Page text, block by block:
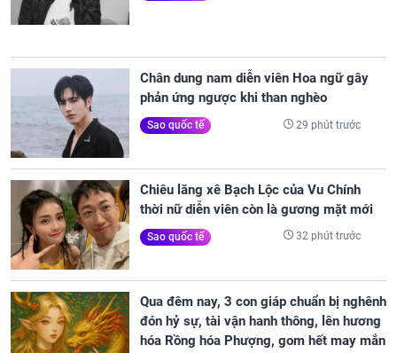
Chân dung nam diễn viên Hoa ngữ gây
phản ứng ngược khi than nghèo
Sao quốc tế 29 phút trước
Chiêu lăng xê Bạch Lộc của Vu Chính
thời nữ diễn viên còn là gương mặt mới
Sao quốc tế 32 phút trước
Qua đêm nay, 3 con giáp chuẩn bị nghênh
đón hỷ sự, tài vận hanh thông, lên hương
hóa Rồng hóa Phượng, gom hết may mắn